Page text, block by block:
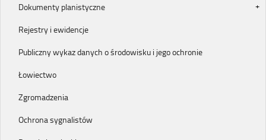
Dokumenty planistyczne
Rejestry i ewidencje
Publiczny wykaz danych o środowisku i jego ochronie
Łowiectwo
Zgromadzenia
Ochrona sygnalistów